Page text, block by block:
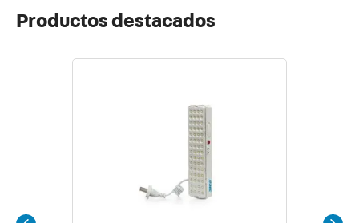
Productos destacados